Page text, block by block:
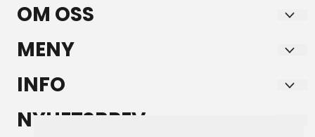
OM OSS
HORSE & YOU AS
5570 Aksdal
Org. nr. 917993432
MENY
Forsendelse og retur
Salgsbetingelser
INFO
Forsendelse og retur
NYHETSBREV